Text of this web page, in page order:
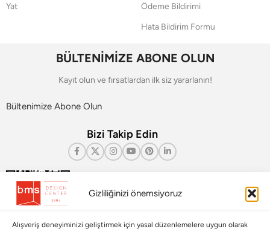
Gizliliğinizi önemsiyoruz
Alışveriş deneyiminizi geliştirmek için yasal düzenlemelere uygun olarak
Yat
Ödeme Bildirimi
Hata Bildirim Formu
BÜLTENİMİZE ABONE OLUN
Kayıt olun ve fırsatlardan ilk siz yararlanın!
Bültenimize Abone Olun
Bizi Takip Edin